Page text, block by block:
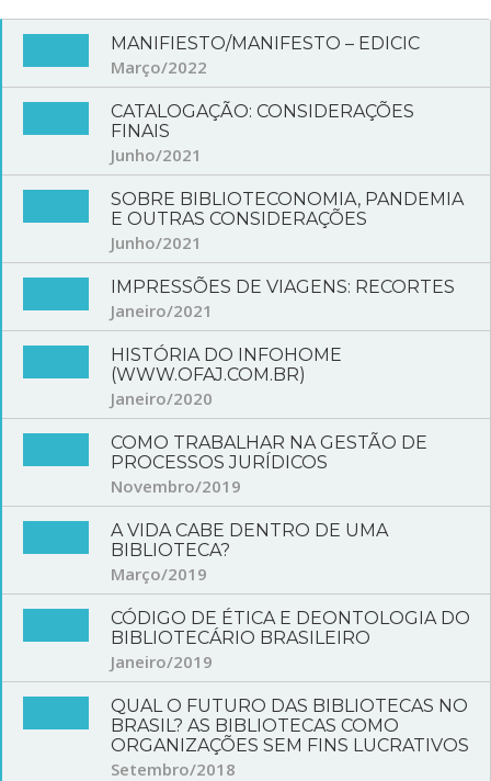
MANIFIESTO/MANIFESTO – EDICIC
Março/2022
CATALOGAÇÃO: CONSIDERAÇÕES
FINAIS
Junho/2021
SOBRE BIBLIOTECONOMIA, PANDEMIA
E OUTRAS CONSIDERAÇÕES
Junho/2021
IMPRESSÕES DE VIAGENS: RECORTES
Janeiro/2021
HISTÓRIA DO INFOHOME
(WWW.OFAJ.COM.BR)
Janeiro/2020
COMO TRABALHAR NA GESTÃO DE
PROCESSOS JURÍDICOS
Novembro/2019
A VIDA CABE DENTRO DE UMA
BIBLIOTECA?
Março/2019
CÓDIGO DE ÉTICA E DEONTOLOGIA DO
BIBLIOTECÁRIO BRASILEIRO
Janeiro/2019
QUAL O FUTURO DAS BIBLIOTECAS NO
BRASIL? AS BIBLIOTECAS COMO
ORGANIZAÇÕES SEM FINS LUCRATIVOS
Setembro/2018